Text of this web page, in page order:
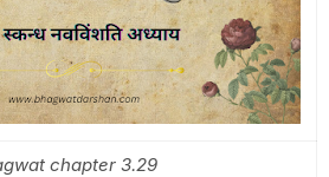
chapter 3.29